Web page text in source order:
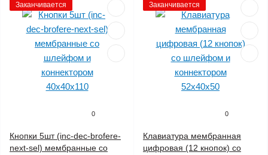
Заканчивается
0
Кнопки 5шт (inc-dec-brofere-
next-sel) мембранные со
Заканчивается
0
Клавиатура мембранная
цифровая (12 кнопок) со